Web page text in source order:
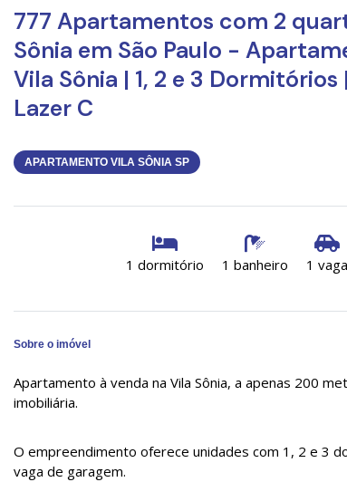
777 Apartamentos com 2
Sônia em São Paulo -
Vila Sônia | 1, 2 e 3
Lazer C
APARTAMENTO VILA SÔNIA SP
1 dormitório 1 banheiro 1 vaga
Sobre o imóvel
Apartamento à venda na Vila Sônia, a apenas 200
imobiliária.
O empreendimento oferece unidades com 1, 2 e 3
vaga de garagem.